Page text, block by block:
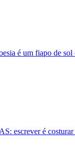
é um fiapo de sol
escrever é costurar